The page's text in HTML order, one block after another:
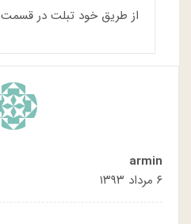
از طریق خود تبلت در
armin
۶ مرداد ۱۳۹۳